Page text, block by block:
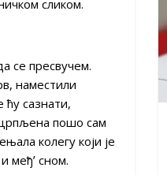
сликом.
се пресвучем.
наместили
сазнати,
пошо сам
колегу који је
међʼ сном.